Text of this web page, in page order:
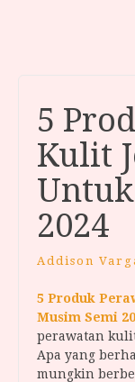
5
Kulit
2024
Addison
5 Produk
Musim Semi
perawatan
Apa yang
mungkin